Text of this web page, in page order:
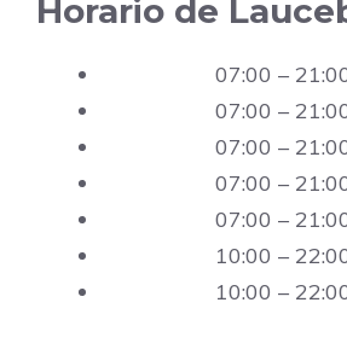
Horario de
07:00 –
07:00 –
07:00 –
07:00 –
07:00 –
10:00 –
10:00 –